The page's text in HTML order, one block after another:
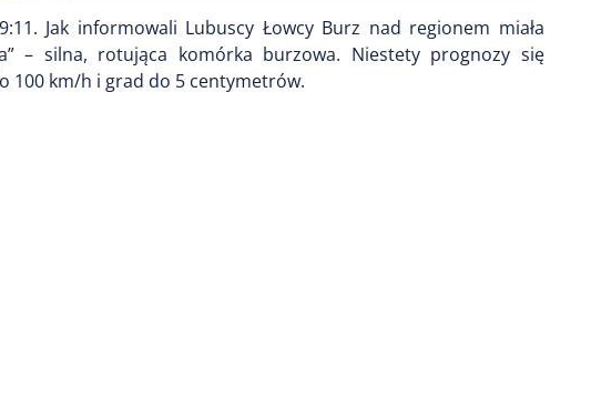
Jak informowali Lubuscy Łowcy Burz nad regionem miała
– silna, rotująca komórka burzowa. Niestety prognozy się
100 km/h i grad do 5 centymetrów.